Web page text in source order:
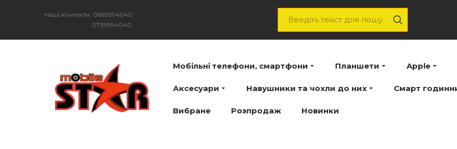
Наші контакти: 0669994040
0739994040
Мобільні телефони, смартфони Планшети Apple
Аксесуари Навушники та чохли до них Смарт
Вибране Розпродаж Новинки